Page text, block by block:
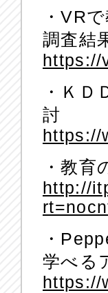
・VR
調査結
https://
・Ｋ
討
https://
・教
http://
・
学べる
https://